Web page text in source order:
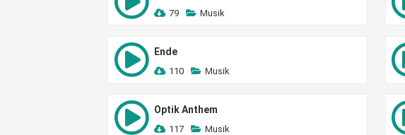
79 Musik
Ende
110 Musik
Optik Anthem
117 Musik